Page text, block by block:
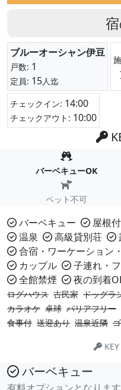
ブルーオーシャン伊豆
戸数: 1
定員: 15人迄
チェックイン: 14:00
チェックアウト: 10:00
バーベキューOK
ペット不可
バーベキュー 屋根
温泉
高級貸別荘
合宿・ワーケーション
カップル
子連れ・
全館禁煙
夜の到着
ログハウス 古民家 ドッグラ
カラオケ 卓球 バリアフリー
食事付 送迎あり 温泉近隣
バーベキュー